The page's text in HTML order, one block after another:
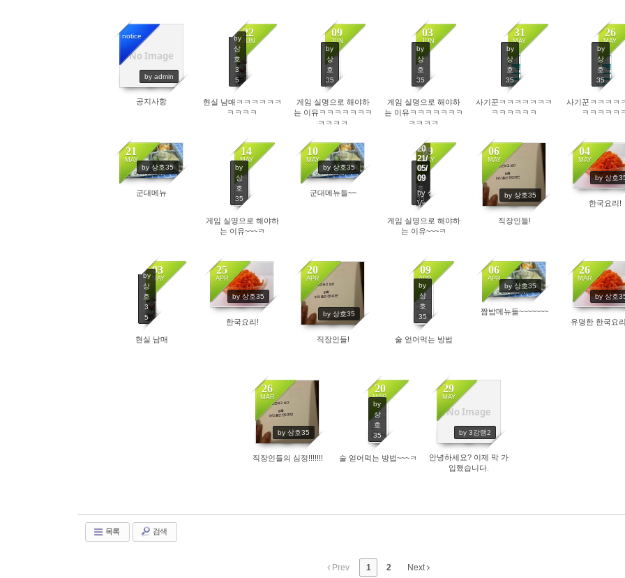
No Image
notice
by admin
9543
공지사항
22
JUN
by
상
호
3
5
현실 남매ㅋㅋㅋㅋㅋㅋ
ㅋㅋㅋㅋ
09
JUN
by
상
호
35
게임 실명으로 해야하
는 이유ㅋㅋㅋㅋㅋㅋㅋ
ㅋㅋㅋㅋ
03
JUN
by
상
호
35
게임 실명으로 해야하
는 이유ㅋㅋㅋㅋㅋㅋㅋ
ㅋㅋㅋㅋ
31
MAY
by
상
호
35
사기꾼ㅋㅋㅋㅋㅋㅋㅋ
ㅋㅋㅋㅋㅋㅋ
26
MAY
by
상
호
35
사기꾼ㅋㅋㅋㅋ
ㅋㅋㅋㅋㅋ
21
MAY
by 상호35
4177
군대메뉴
14
MAY
by
상
호
35
게임 실명으로 해야하
는 이유~~~ㅋ
10
MAY
by 상호35
4282
군대메뉴들~~
09
MAY
by
상
호
35
20
21/
05/
09
by상호35
Views
게임 실명으로 해야하
는 이유~~~ㅋ
06
MAY
by 상호35
7481
직장인들!
04
MAY
by 상호
4539
한국요리!
03
MAY
by
상
호
3
5
현실 남매
25
APR
by 상호35
4286
한국요리!
20
APR
by 상호35
4259
직장인들!
09
APR
by
상
호
35
4194
술 얻어먹는 방법
06
APR
by 상호35
4495
짬밥메뉴들~~~~~~~
26
MAR
by 상호
4820
유명한 한국요
26
MAR
by 상호35
4010
직장인들의 심정!!!!!!!
20
MAR
by
상
호
35
4451
술 얻어먹는 방법~~~ㅋ
No Image
29
MAY
by 3강랭2
5700
안녕하세요? 이제 막 가
입했습니다.
목록 검색
Prev 1 2 Next